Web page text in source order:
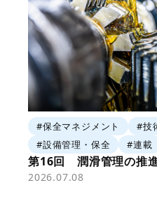
#保全マネジメント
#技
#設備管理・保全
#連載
第16回 潤滑管理の推
2026.07.08